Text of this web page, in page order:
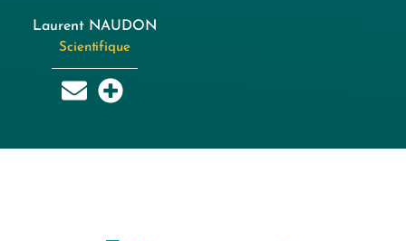
Laurent NAUDON
Scientifique